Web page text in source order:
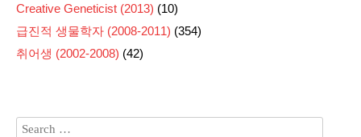
Creative Geneticist (2013) (10)
급진적 생물학자 (2008-2011) (354)
취어생 (2002-2008) (42)